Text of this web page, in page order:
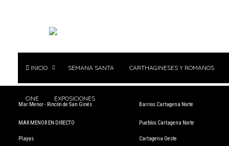
INICIO SEMANA SANTA CARTHAGINESES Y ROMANOS
CINE EXPOSICIONES
Mar Menor - Rincón de San Ginés
MAR MENOR EN DIRECTO
Playas
Barrios Cartagena Norte
Pueblos Cartagena Norte
Cartagena Oeste